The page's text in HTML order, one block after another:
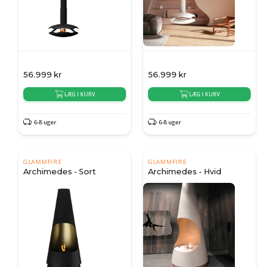
56.999 kr
LÆG I KURV
6-8 uger
56.999 kr
LÆG I KURV
6-8 uger
GLAMMFIRE
Archimedes - Sort
GLAMMFIRE
Archimedes - Hvid